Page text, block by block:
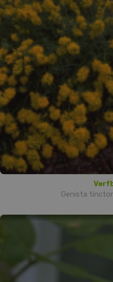
Genista